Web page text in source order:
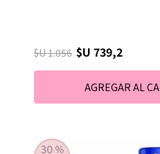
$U 1.056 $U 739,2